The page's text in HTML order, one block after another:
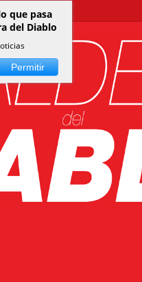
que pasa
del Diablo
Permitir